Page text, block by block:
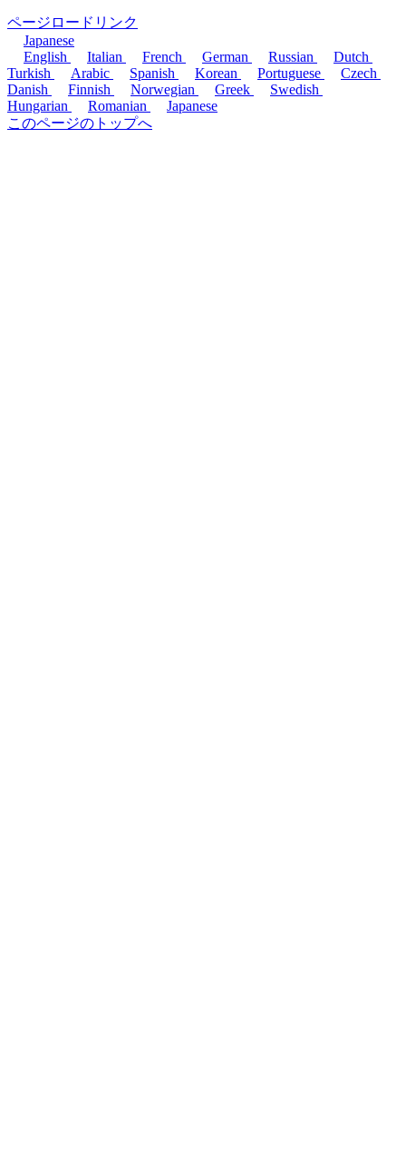
ページロードリンク
Japanese
English
Italian French German Russian
Dutch
Turkish
Arabic Spanish Korean Portuguese
Czech
Danish
Finnish Norwegian Greek
Swedish
Hungarian
Romanian
Japanese
このページのトップへ